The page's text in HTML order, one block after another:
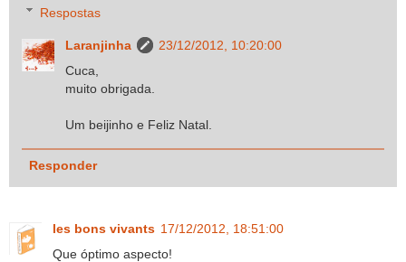
Respostas
Laranjinha
23/12/2012, 10:20:00
Cuca,
muito obrigada.
Um beijinho e Feliz Natal.
Responder
les bons vivants 17/12/2012, 18:51:00
Que óptimo aspecto!